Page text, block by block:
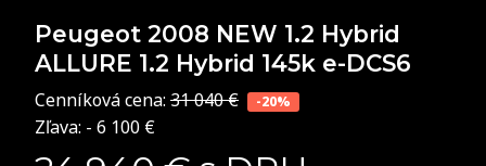
Peugeot 2008 NEW 1.2 Hybrid
ALLURE 1.2 Hybrid 145k e-DCS6
Cenníková cena: 31 040 € -20%
Zľava: - 6 100 €